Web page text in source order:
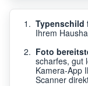
Typenschild
Ihrem
Foto
scharfes, gut
Kamera-App
Scanner